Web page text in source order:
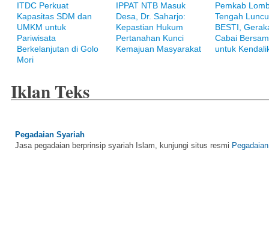
ITDC Perkuat
Kapasitas SDM dan
UMKM untuk
Pariwisata
Berkelanjutan di Golo
Mori
IPPAT NTB Masuk
Desa, Dr. Saharjo:
Kepastian Hukum
Pertanahan Kunci
Kemajuan Masyarakat
Pemkab
Tengah
BESTI,
Cabai
untuk
Iklan Teks